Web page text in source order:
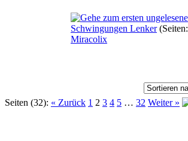
Schwingungen Lenker (Seiten:
Miracolix
Seiten (32): « Zurück 1 2 3 4 5 … 32 Weiter »